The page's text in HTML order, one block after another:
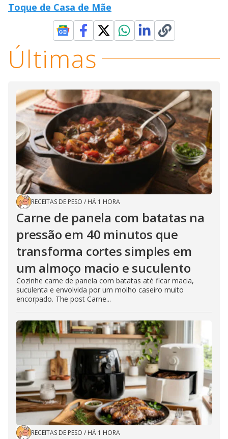
Toque de Casa de Mãe
Últimas
RECEITAS DE PESO / HÁ 1 HORA
Carne de panela com batatas na
pressão em 40 minutos que
transforma cortes simples em
um almoço macio e suculento
Cozinhe carne de panela com batatas até ficar macia,
suculenta e envolvida por um molho caseiro muito
encorpado. The post Carne...
RECEITAS DE PESO / HÁ 1 HORA